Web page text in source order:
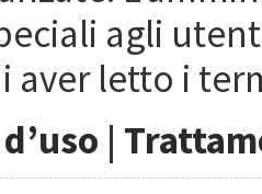
agli
aver letto i
|